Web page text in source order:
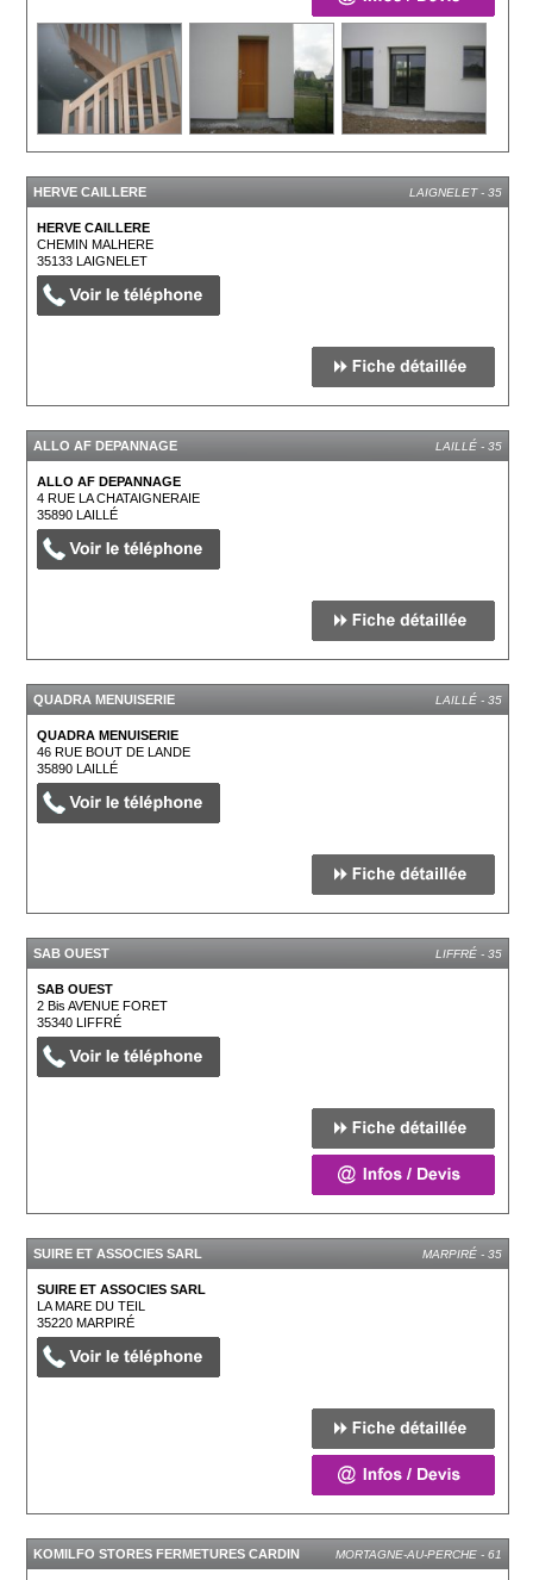
HERVE CAILLERE LAIGNELET - 35
HERVE CAILLERE
CHEMIN MALHERE
35133LAIGNELET
ALLO AF DEPANNAGE LAILLÉ - 35
ALLO AF DEPANNAGE
4 RUE LA CHATAIGNERAIE
35890LAILLÉ
QUADRA MENUISERIE LAILLÉ - 35
QUADRA MENUISERIE
46 RUE BOUT DE LANDE
35890LAILLÉ
SAB OUEST LIFFRÉ - 35
SAB OUEST
2 Bis AVENUE FORET
35340LIFFRÉ
SUIRE ET ASSOCIES SARL MARPIRÉ - 35
SUIRE ET ASSOCIES SARL
LA MARE DU TEIL
35220MARPIRÉ
KOMILFO STORES FERMETURES CARDIN MORTAGNE-AU-PERCHE - 61